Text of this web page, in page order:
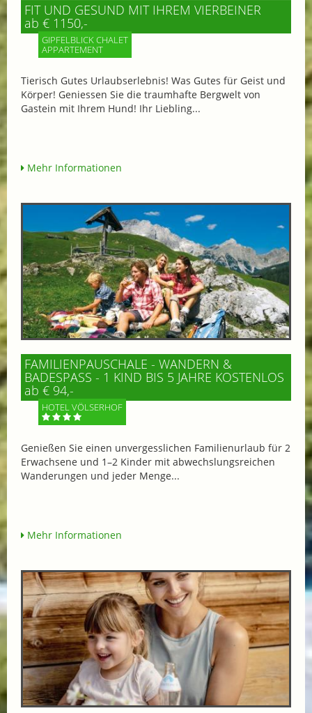
FIT UND GESUND MIT IHREM VIERBEINER
ab € 1150,-
GIPFELBLICK CHALET
APPARTEMENT
Tierisch Gutes Urlaubserlebnis! Was Gutes für Geist und
Körper! Geniessen Sie die traumhafte Bergwelt von
Gastein mit Ihrem Hund! Ihr Liebling...
Mehr Informationen
FAMILIENPAUSCHALE - WANDERN &
BADESPASS - 1 KIND BIS 5 JAHRE KOSTENLOS
ab € 94,-
HOTEL VÖLSERHOF
Genießen Sie einen unvergesslichen Familienurlaub für 2
Erwachsene und 1–2 Kinder mit abwechslungsreichen
Wanderungen und jeder Menge...
Mehr Informationen